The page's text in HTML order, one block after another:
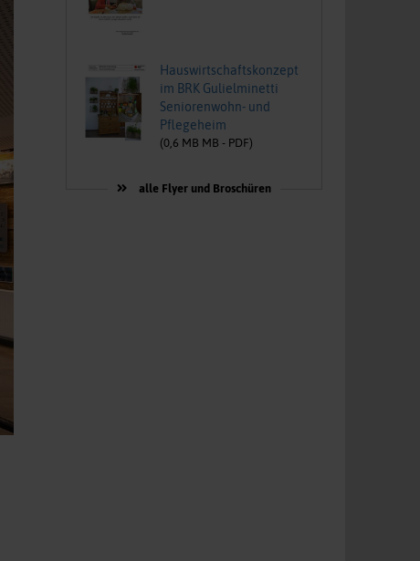
Hauswirtschaftskonzept
im BRK Gulielminetti
Seniorenwohn- und
Pflegeheim
(0,6 MB MB - PDF)
alle Flyer und Broschüren